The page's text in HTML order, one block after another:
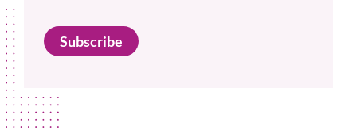
Subscribe